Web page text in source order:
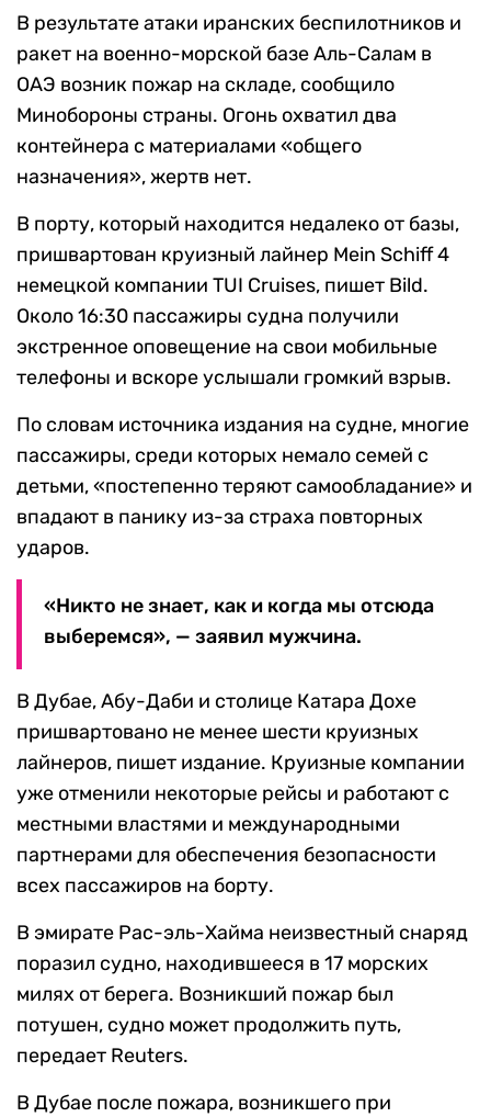
В результате атаки иранских беспилотников и
ракет на военно-морской базе Аль-Салам в
ОАЭ возник пожар на складе, сообщило
Минобороны страны. Огонь охватил два
контейнера с материалами «общего
назначения», жертв нет.
В порту, который находится недалеко от базы,
пришвартован круизный лайнер Mein Schiff 4
немецкой компании TUI Cruises, пишет Bild.
Около 16:30 пассажиры судна получили
экстренное оповещение на свои мобильные
телефоны и вскоре услышали громкий взрыв.
По словам источника издания на судне, многие
пассажиры, среди которых немало семей с
детьми, «постепенно теряют самообладание» и
впадают в панику из-за страха повторных
ударов.
«Никто не знает, как и когда мы отсюда
выберемся», — заявил мужчина.
В Дубае, Абу-Даби и столице Катара Дохе
пришвартовано не менее шести круизных
лайнеров, пишет издание. Круизные компании
уже отменили некоторые рейсы и работают с
местными властями и международными
партнерами для обеспечения безопасности
всех пассажиров на борту.
В эмирате Рас-эль-Хайма неизвестный снаряд
поразил судно, находившееся в 17 морских
милях от берега. Возникший пожар был
потушен, судно может продолжить путь,
передает Reuters.
В Дубае после пожара, возникшего при